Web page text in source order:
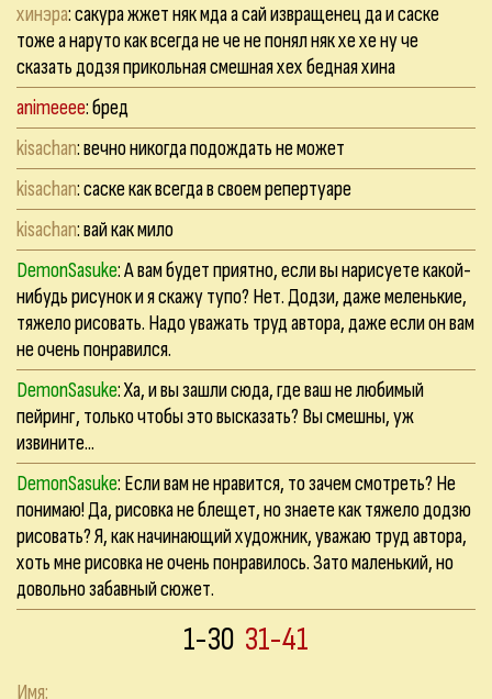
хинэра: сакура жжет няк мда а сай извращенец да и саске
тоже а наруто как всегда не че не понял няк хе хе ну че
сказать додзя прикольная смешная хех бедная хина
animeeee: бред
kisachan: вечно никогда подождать не может
kisachan: саске как всегда в своем репертуаре
kisachan: вай как мило
DemonSasuke: А вам будет приятно, если вы нарисуете какой-
нибудь рисунок и я скажу тупо? Нет. Додзи, даже меленькие,
тяжело рисовать. Надо уважать труд автора, даже если он вам
не очень понравился.
DemonSasuke: Ха, и вы зашли сюда, где ваш не любимый
пейринг, только чтобы это высказать? Вы смешны, уж
извините...
DemonSasuke: Если вам не нравится, то зачем смотреть? Не
понимаю! Да, рисовка не блещет, но знаете как тяжело додзю
рисовать? Я, как начинающий художник, уважаю труд автора,
хоть мне рисовка не очень понравилось. Зато маленький, но
довольно забавный сюжет.
1-30 31-41
Имя: